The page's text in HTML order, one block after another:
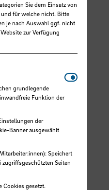
Sie dem Einsatz von
für welche nicht. Bitte
je nach Auswahl ggf. nicht
zur Verfügung
grundlegende
Funktion der
der
Banner ausgewählt
Speichert
Seiten
Cookies gesetzt.